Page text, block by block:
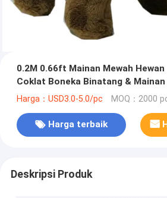
0.2M 0.66ft Mainan Mewah
Coklat Boneka Binatang & Mainan
Harga：USD3.0-5.0/pc MOQ：2000
Harga terbaik
Deskripsi Produk